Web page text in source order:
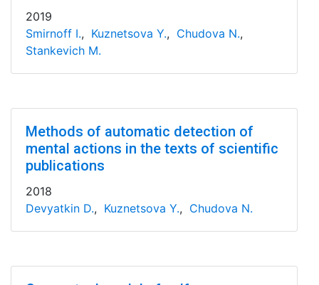
2019
Smirnoff I., Kuznetsova Y., Chudova N.,
Stankevich M.
Methods of automatic detection of
mental actions in the texts of scientific
publications
2018
Devyatkin D., Kuznetsova Y., Chudova N.